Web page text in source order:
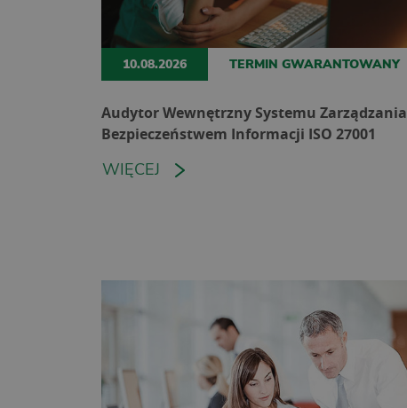
10.08.2026 TERMIN GWARANTOWANY
Audytor Wewnętrzny Systemu Zarządzania
Bezpieczeństwem Informacji ISO 27001
WIĘCEJ